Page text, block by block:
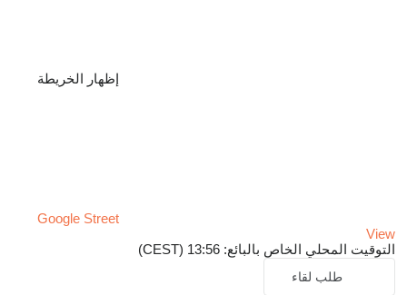
إظهار الخريطة
Google Street
View
التوقيت المحلي الخاص بالبائع: 13:56 (CEST)
طلب لقاء